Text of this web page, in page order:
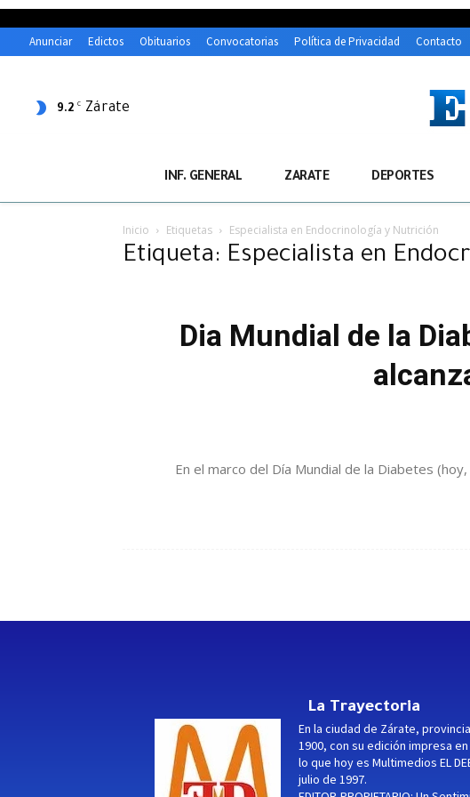
Anunciar Edictos Obituarios Convocatorias Política de Privacidad Contacto
9.2 C Zárate
INF. GENERAL ZARATE DEPORTES
Inicio Etiquetas Especialista en Endocrinología y Nutrición
Etiqueta: Especialista en
Dia Mundial de la
En el marco del Día Mundial de la Diabetes
La Trayectoria
En la ciudad de Zárate,
1900, con su edición impresa
lo que hoy es Multimedios EL
julio de 1997.